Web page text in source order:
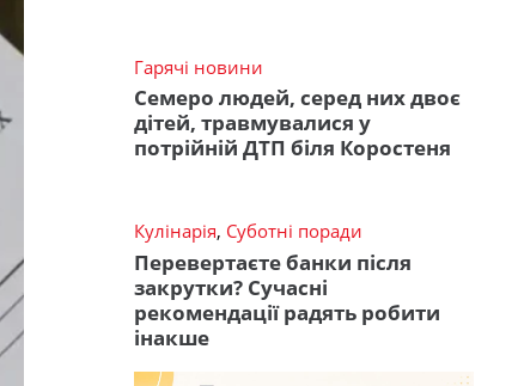
Гарячі новини
Семеро людей, серед них двоє
дітей, травмувалися у
потрійній ДТП біля Коростеня
Кулінарія, Суботні поради
Перевертаєте банки після
закрутки? Сучасні
рекомендації радять робити
інакше